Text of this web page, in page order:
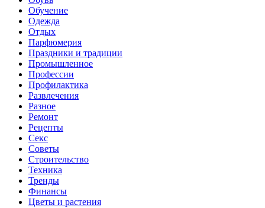
Обучение
Одежда
Отдых
Парфюмерия
Праздники и традиции
Промышленное
Профессии
Профилактика
Развлечения
Разное
Ремонт
Рецепты
Секс
Советы
Строительство
Техника
Тренды
Финансы
Цветы и растения